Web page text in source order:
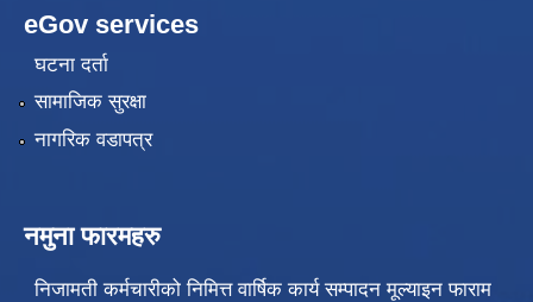
eGov services
घटना दर्ता
सामाजिक सुरक्षा
नागरिक वडापत्र
नमुना फारमहरु
निजामती कर्मचारीको निमित्त वार्षिक कार्य सम्पादन मूल्याइन फाराम